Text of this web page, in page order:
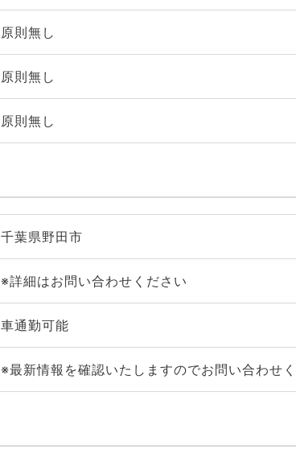
原則無し
原則無し
原則無し
千葉県野田市
※詳細はお問い合わせください
車通勤可能
※最新情報を確認いたしますのでお問い合わせ